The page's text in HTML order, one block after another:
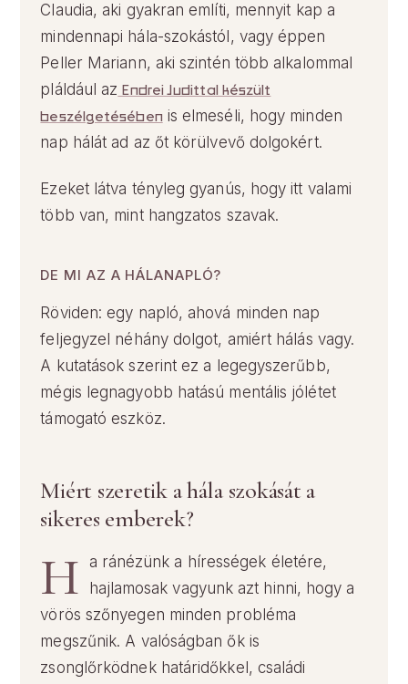
Claudia, aki gyakran említi, mennyit kap a
mindennapi hála-szokástól, vagy éppen
Peller Mariann, aki szintén több alkalommal
pláldául az Endrei Judittal készült
beszélgetésében is elmeséli, hogy minden
nap hálát ad az őt körülvevő dolgokért.
Ezeket látva tényleg gyanús, hogy itt valami
több van, mint hangzatos szavak.
DE MI AZ A HÁLANAPLÓ?
Röviden: egy napló, ahová minden nap
feljegyzel néhány dolgot, amiért hálás vagy.
A kutatások szerint ez a legegyszerűbb,
mégis legnagyobb hatású mentális jólétet
támogató eszköz.
Miért szeretik a hála szokását a
sikeres emberek?
H
a ránézünk a hírességek életére,
hajlamosak vagyunk azt hinni, hogy a
vörös szőnyegen minden probléma
megszűnik. A valóságban ők is
zsonglőrködnek határidőkkel, családi